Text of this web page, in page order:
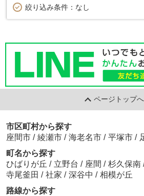
絞り込み条件： なし
ページトップへ
市区町村から探す
座間市 / 綾瀬市 / 海老名市 / 平塚市 /
町名から探す
ひばりが丘 / 立野台 / 座間 / 杉久保南
寺尾釜田 / 社家 / 深谷中 / 相模が丘
路線から探す